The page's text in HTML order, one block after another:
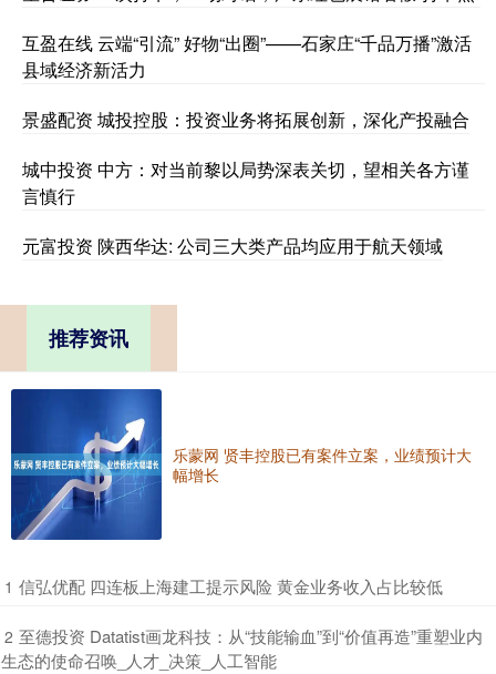
互盈在线 云端“引流” 好物“出圈”——石家庄“千品万播”激活
县域经济新活力
景盛配资 城投控股：投资业务将拓展创新，深化产投融合
城中投资 中方：对当前黎以局势深表关切，望相关各方谨
言慎行
元富投资 陕西华达: 公司三大类产品均应用于航天领域
推荐资讯
乐蒙网 贤丰控股已有案件立案，业绩预计大
幅增长
1 ​信弘优配 四连板上海建工提示风险 黄金业务收入占比较低
2 ​至德投资 Datatist画龙科技：从“技能输血”到“价值再造”重塑业内
生态的使命召唤_人才_决策_人工智能